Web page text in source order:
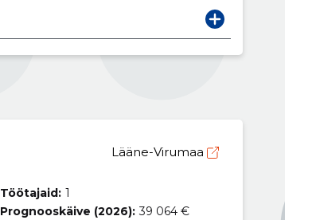
Lääne-Virumaa
Töötajaid: 1
Prognooskäive (2026): 39 064 €